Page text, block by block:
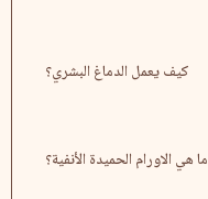
كيف يعمل الدماغ البشري؟
ما هي الاورام الحميدة الأنفية؟